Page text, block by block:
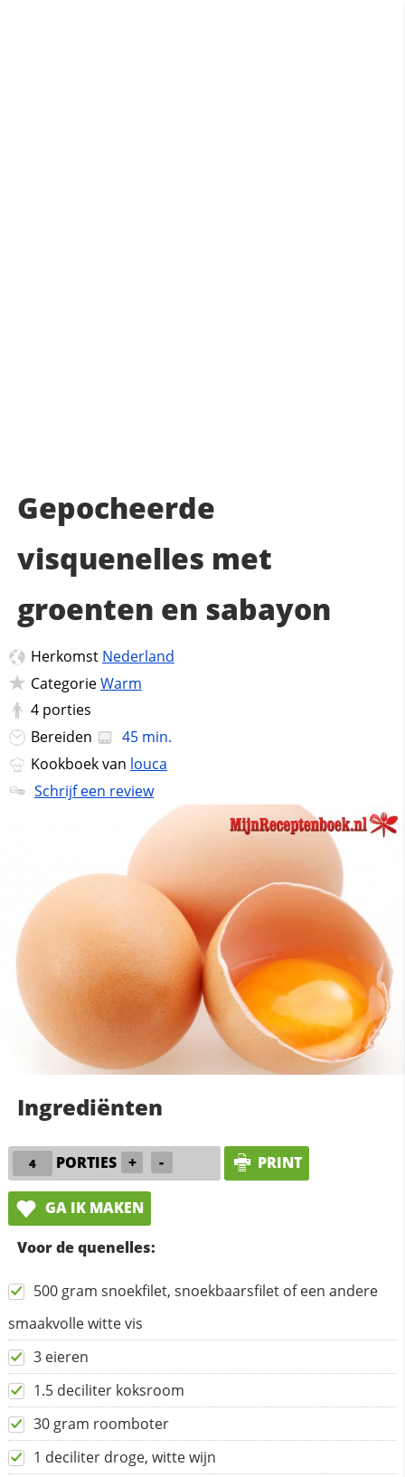
Gepocheerde
visquenelles met
groenten en sabayon
Herkomst Nederland
CategorieWarm
4 porties
Bereiden
45 min.
Kookboek van louca
Schrijf een review
Ingrediënten
PORTIES + - PRINT
GA IK MAKEN
Voor de quenelles:
500 gram snoekfilet, snoekbaarsfilet of een andere
smaakvolle witte vis
3 eieren
1.5 deciliter koksroom
30 gram roomboter
1 deciliter droge, witte wijn